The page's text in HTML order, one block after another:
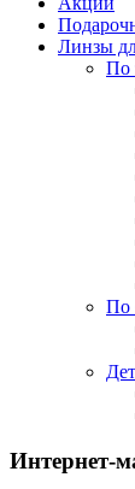
Линзы
По
По
Интернет-